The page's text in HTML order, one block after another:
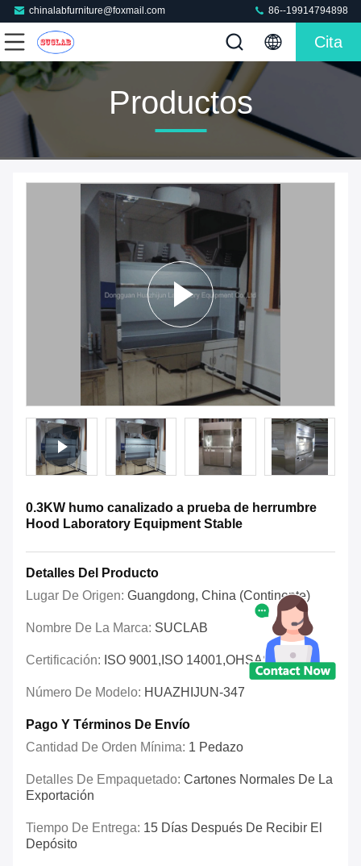
chinalabfurniture@foxmail.com 86--19914794898
Cita
Productos
0.3KW humo canalizado a prueba de herrumbre
Hood Laboratory Equipment Stable
Detalles Del Producto
Lugar De Origen: Guangdong, China (continente)
Nombre De La Marca: SUCLAB
Certificación: ISO 9001,ISO 14001,OHSAS 18001
Número De Modelo: HUAZHIJUN-347
Pago Y Términos De Envío
Cantidad De Orden Mínima: 1 Pedazo
Detalles De Empaquetado: Cartones Normales De La
Exportación
Tiempo De Entrega: 15 Días Después De Recibir El
Depósito